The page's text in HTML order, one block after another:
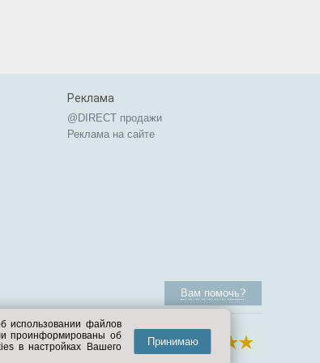
Реклама
@DIRECT продажи
Реклама на сайте
Вам помочь?
использовании файлов
проинформированы об
в настройках Вашего
Принимаю